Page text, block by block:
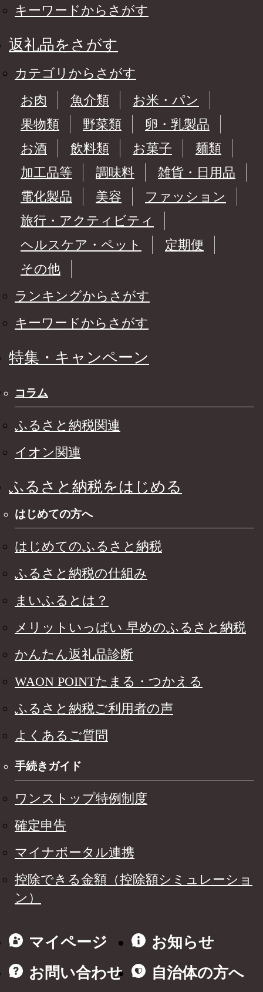
キーワードからさがす
返礼品をさがす
カテゴリからさがす
お肉
魚介類
お米・パン
果物類
野菜類
卵・乳製品
お酒
飲料類 お菓子
麺類
加工品等
調味料
雑貨・日用品
電化製品
美容
ファッション
旅行・アクティビティ
ヘルスケア・ペット
定期便
その他
ランキングからさがす
キーワードからさがす
特集・キャンペーン
コラム
ふるさと納税関連
イオン関連
ふるさと納税をはじめる
はじめての方へ
はじめてのふるさと納税
ふるさと納税の仕組み
まいふるとは？
メリットいっぱい 早めのふるさと納税
かんたん返礼品診断
WAON POINTたまる・つかえる
ふるさと納税ご利用者の声
よくあるご質問
手続きガイド
ワンストップ特例制度
確定申告
マイナポータル連携
控除できる金額（控除額シミュレーショ
ン）
マイページ
お知らせ
お問い合わせ
自治体の方へ